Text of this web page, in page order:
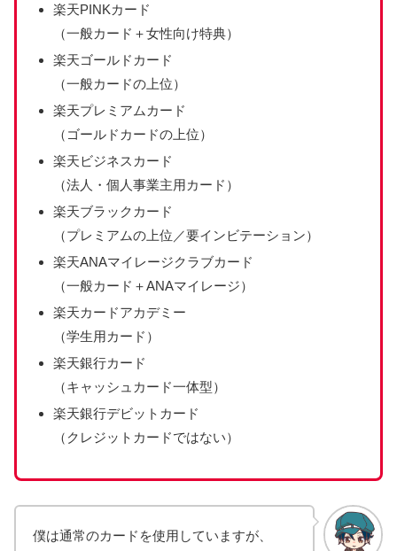
楽天PINKカード
（一般カード＋女性向け特典）
楽天ゴールドカード
（一般カードの上位）
楽天プレミアムカード
（ゴールドカードの上位）
楽天ビジネスカード
（法人・個人事業主用カード）
楽天ブラックカード
（プレミアムの上位／要インビテーション）
楽天ANAマイレージクラブカード
（一般カード＋ANAマイレージ）
楽天カードアカデミー
（学生用カード）
楽天銀行カード
（キャッシュカード一体型）
楽天銀行デビットカード
（クレジットカードではない）
僕は通常のカードを使用していますが、